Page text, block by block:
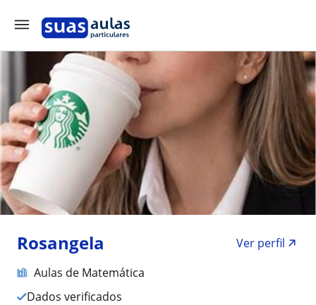
Rosangela
Ver perfil
Aulas de Matemática
Dados verificados